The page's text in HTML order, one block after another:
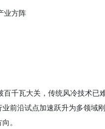
业方阵
千瓦大关，传统风冷技术已
前沿试点加速跃升为多领域
。